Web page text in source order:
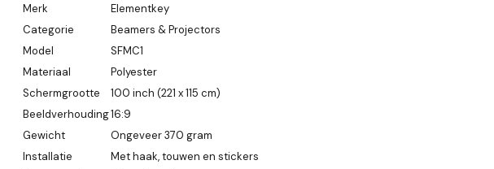
Merk
Elementkey
Categorie
Beamers & Projectors
Model
SFMC1
Materiaal
Polyester
Schermgrootte
100 inch (221 x 115 cm)
Beeldverhouding16:9
Gewicht
Ongeveer 370 gram
Installatie
Met haak, touwen en stickers